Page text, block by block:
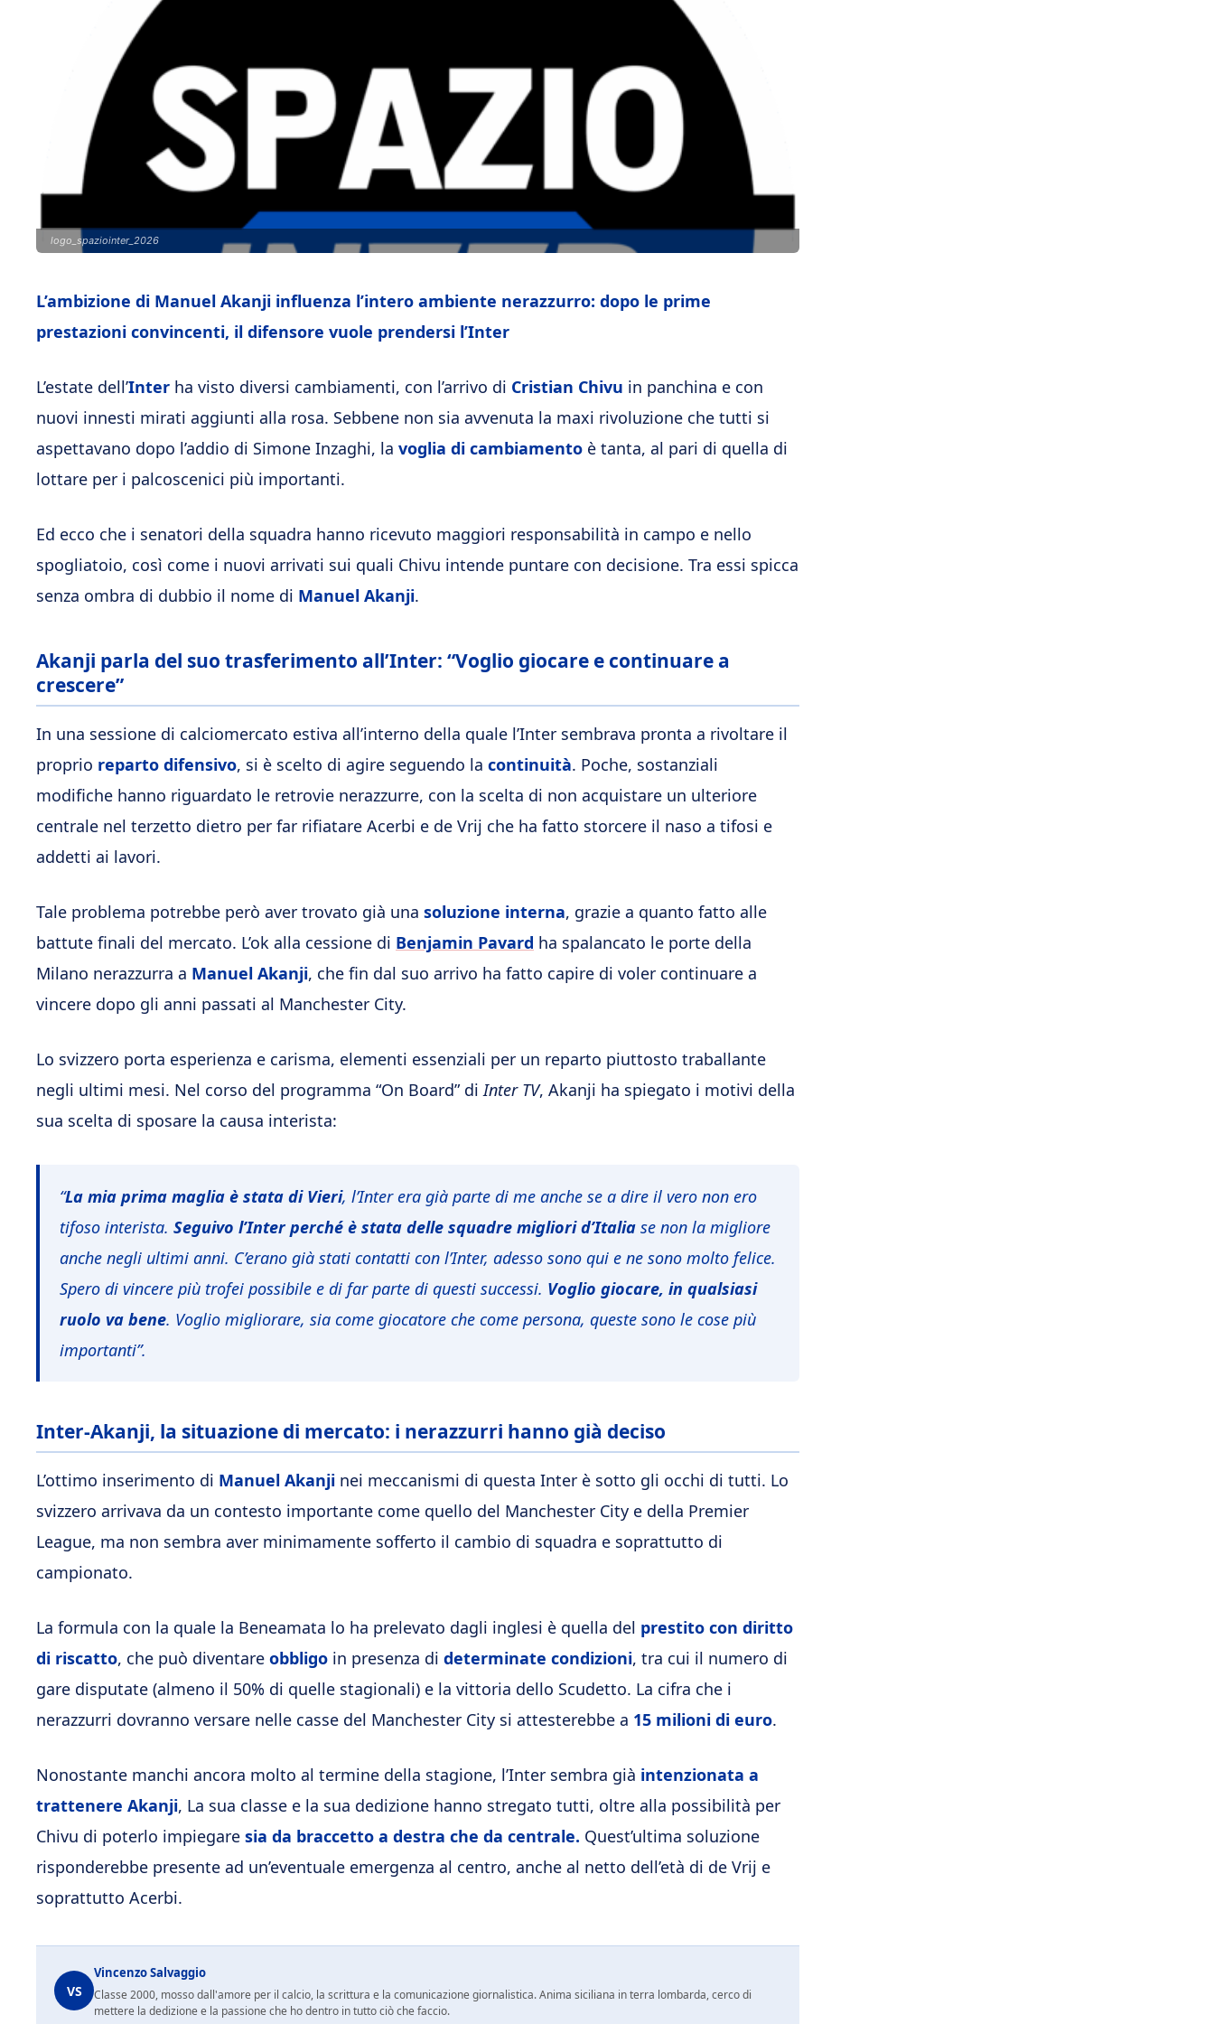
logo_spaziointer_2026
L’ambizione di Manuel Akanji influenza l’intero ambiente nerazzurro: dopo le prime
prestazioni convincenti, il difensore vuole prendersi l’Inter
L’estate dell’Inter ha visto diversi cambiamenti, con l’arrivo di Cristian Chivu in panchina e con
nuovi innesti mirati aggiunti alla rosa. Sebbene non sia avvenuta la maxi rivoluzione che tutti si
aspettavano dopo l’addio di Simone Inzaghi, la voglia di cambiamento è tanta, al pari di quella di
lottare per i palcoscenici più importanti.
Ed ecco che i senatori della squadra hanno ricevuto maggiori responsabilità in campo e nello
spogliatoio, così come i nuovi arrivati sui quali Chivu intende puntare con decisione. Tra essi spicca
senza ombra di dubbio il nome di Manuel Akanji.
Akanji parla del suo trasferimento all’Inter: “Voglio giocare e continuare a
crescere”
In una sessione di calciomercato estiva all’interno della quale l’Inter sembrava pronta a rivoltare il
proprio reparto difensivo, si è scelto di agire seguendo la continuità. Poche, sostanziali
modifiche hanno riguardato le retrovie nerazzurre, con la scelta di non acquistare un ulteriore
centrale nel terzetto dietro per far rifiatare Acerbi e de Vrij che ha fatto storcere il naso a tifosi e
addetti ai lavori.
Tale problema potrebbe però aver trovato già una soluzione interna, grazie a quanto fatto alle
battute finali del mercato. L’ok alla cessione di Benjamin Pavard ha spalancato le porte della
Milano nerazzurra a Manuel Akanji, che fin dal suo arrivo ha fatto capire di voler continuare a
vincere dopo gli anni passati al Manchester City.
Lo svizzero porta esperienza e carisma, elementi essenziali per un reparto piuttosto traballante
negli ultimi mesi. Nel corso del programma “On Board” di Inter TV, Akanji ha spiegato i motivi della
sua scelta di sposare la causa interista:
“La mia prima maglia è stata di Vieri, l’Inter era già parte di me anche se a dire il vero non ero
tifoso interista. Seguivo l’Inter perché è stata delle squadre migliori d’Italia se non la migliore
anche negli ultimi anni. C’erano già stati contatti con l’Inter, adesso sono qui e ne sono molto felice.
Spero di vincere più trofei possibile e di far parte di questi successi. Voglio giocare, in qualsiasi
ruolo va bene. Voglio migliorare, sia come giocatore che come persona, queste sono le cose più
importanti”.
Inter-Akanji, la situazione di mercato: i nerazzurri hanno già deciso
L’ottimo inserimento di Manuel Akanji nei meccanismi di questa Inter è sotto gli occhi di tutti. Lo
svizzero arrivava da un contesto importante come quello del Manchester City e della Premier
League, ma non sembra aver minimamente sofferto il cambio di squadra e soprattutto di
campionato.
La formula con la quale la Beneamata lo ha prelevato dagli inglesi è quella del prestito con diritto
di riscatto, che può diventare obbligo in presenza di determinate condizioni, tra cui il numero di
gare disputate (almeno il 50% di quelle stagionali) e la vittoria dello Scudetto. La cifra che i
nerazzurri dovranno versare nelle casse del Manchester City si attesterebbe a 15 milioni di euro.
Nonostante manchi ancora molto al termine della stagione, l’Inter sembra già intenzionata a
trattenere Akanji, La sua classe e la sua dedizione hanno stregato tutti, oltre alla possibilità per
Chivu di poterlo impiegare sia da braccetto a destra che da centrale. Quest’ultima soluzione
risponderebbe presente ad un’eventuale emergenza al centro, anche al netto dell’età di de Vrij e
soprattutto Acerbi.
VS
Vincenzo Salvaggio
Classe 2000, mosso dall'amore per il calcio, la scrittura e la comunicazione giornalistica. Anima siciliana in terra lombarda, cerco di
mettere la dedizione e la passione che ho dentro in tutto ciò che faccio.